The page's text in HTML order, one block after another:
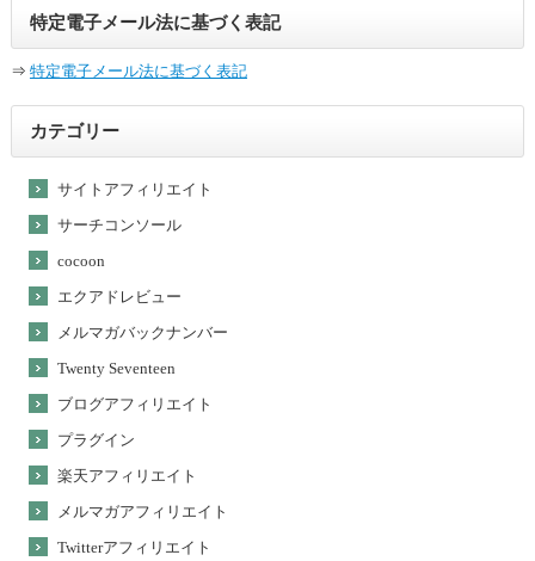
特定電子メール法に基づく表記
⇒ 特定電子メール法に基づく表記
カテゴリー
サイトアフィリエイト
サーチコンソール
cocoon
エクアドレビュー
メルマガバックナンバー
Twenty Seventeen
ブログアフィリエイト
プラグイン
楽天アフィリエイト
メルマガアフィリエイト
Twitterアフィリエイト